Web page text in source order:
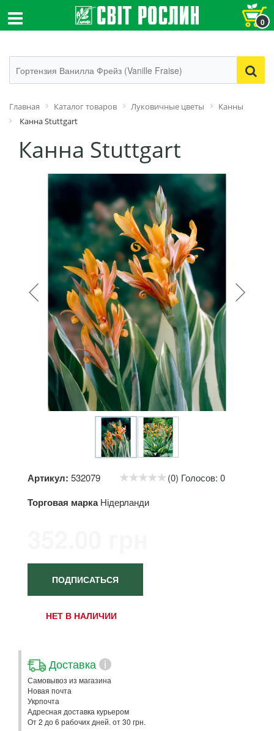
0
Главная Каталог товаров Луковичные цветы
Канны
Канна Stuttgart
Канна Stuttgart
Артикул: 532079 (0) Голосов: 0
Торговая марка Нідерланди
ПОДПИСАТЬСЯ
НЕТ В НАЛИЧИИ
Доставка i
Самовывоз из магазина
Новая почта
Укрпочта
Адресная доставка курьером
От 2 до 6 рабочих дней. от 30 грн.